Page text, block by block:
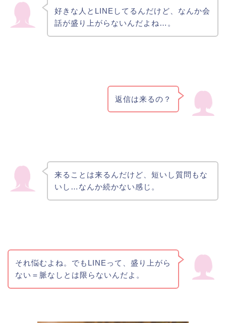
好きな人とLINEしてるんだけど、なんか会
話が盛り上がらないんだよね…。
返信は来るの？
来ることは来るんだけど、短いし質問もな
いし…なんか続かない感じ。
それ悩むよね。でもLINEって、盛り上がら
ない＝脈なしとは限らないんだよ。